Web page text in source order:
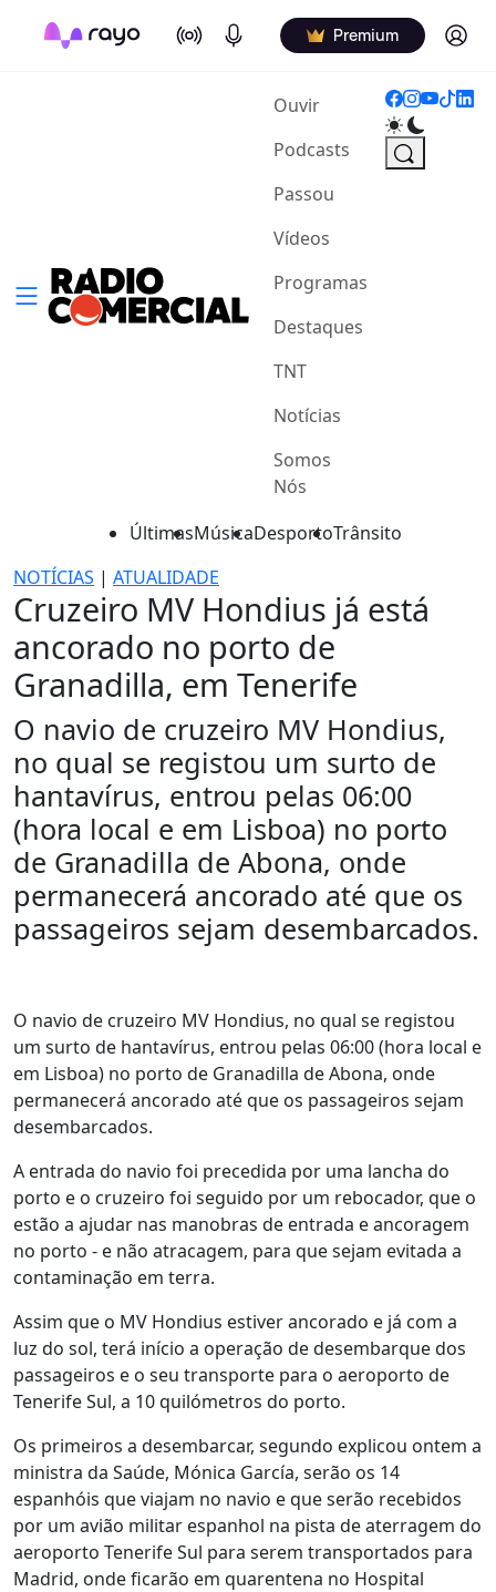
On Air Podcasts Premium Log in
Ouvir(current)
Podcasts
Passou
Vídeos
Programas
Destaques
TNT
Notícias
Somos
Nós
ÚltimasMúsicaDesportoTrânsito
NOTÍCIAS | ATUALIDADE
Cruzeiro MV Hondius já está
ancorado no porto de
Granadilla, em Tenerife
O navio de cruzeiro MV Hondius,
no qual se registou um surto de
hantavírus, entrou pelas 06:00
(hora local e em Lisboa) no porto
de Granadilla de Abona, onde
permanecerá ancorado até que os
passageiros sejam desembarcados.
O navio de cruzeiro MV Hondius, no qual se registou
um surto de hantavírus, entrou pelas 06:00 (hora local e
em Lisboa) no porto de Granadilla de Abona, onde
permanecerá ancorado até que os passageiros sejam
desembarcados.
A entrada do navio foi precedida por uma lancha do
porto e o cruzeiro foi seguido por um rebocador, que o
estão a ajudar nas manobras de entrada e ancoragem
no porto - e não atracagem, para que sejam evitada a
contaminação em terra.
Assim que o MV Hondius estiver ancorado e já com a
luz do sol, terá início a operação de desembarque dos
passageiros e o seu transporte para o aeroporto de
Tenerife Sul, a 10 quilómetros do porto.
Os primeiros a desembarcar, segundo explicou ontem a
ministra da Saúde, Mónica García, serão os 14
espanhóis que viajam no navio e que serão recebidos
por um avião militar espanhol na pista de aterragem do
aeroporto Tenerife Sul para serem transportados para
Madrid, onde ficarão em quarentena no Hospital